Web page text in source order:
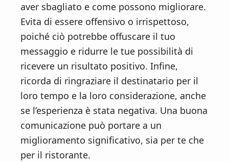
aver sbagliato e come possono migliorare.
Evita di essere offensivo o irrispettoso,
poiché ciò potrebbe offuscare il tuo
messaggio e ridurre le tue possibilità di
ricevere un risultato positivo. Infine,
ricorda di ringraziare il destinatario per il
loro tempo e la loro considerazione, anche
se l’esperienza è stata negativa. Una buona
comunicazione può portare a un
miglioramento significativo, sia per te che
per il ristorante.